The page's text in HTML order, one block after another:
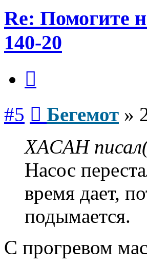
Re: Помогите
140-20
#5 Бегемот »
XACAH
Насос
время дает,
подымается.
C прогревом